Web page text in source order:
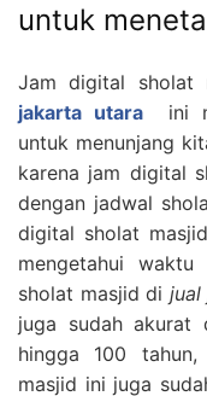
untuk
Jam digital sholat
jakarta utara
ini
untuk menunjang
karena jam digital
dengan jadwal
digital sholat
mengetahui
sholat masjid di jual
juga sudah akurat
hingga 100
masjid ini juga